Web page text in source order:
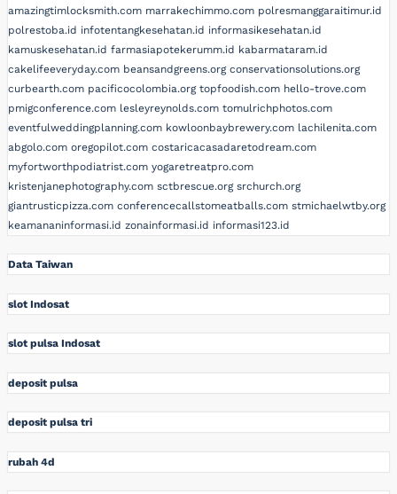
amazingtimlocksmith.com marrakechimmo.com polresmanggaraitimur.id
polrestoba.id infotentangkesehatan.id informasikesehatan.id
kamuskesehatan.id farmasiapotekerumm.id kabarmataram.id
cakelifeeveryday.com beansandgreens.org conservationsolutions.org
curbearth.com pacificocolombia.org topfoodish.com hello-trove.com
pmigconference.com lesleyreynolds.com tomulrichphotos.com
eventfulweddingplanning.com kowloonbaybrewery.com lachilenita.com
abgolo.com oregopilot.com costaricacasadaretodream.com
myfortworthpodiatrist.com yogaretreatpro.com
kristenjanephotography.com sctbrescue.org srchurch.org
giantrusticpizza.com conferencecallstomeatballs.com stmichaelwtby.org
keamananinformasi.id zonainformasi.id informasi123.id
Data Taiwan
slot Indosat
slot pulsa Indosat
deposit pulsa
deposit pulsa tri
rubah 4d